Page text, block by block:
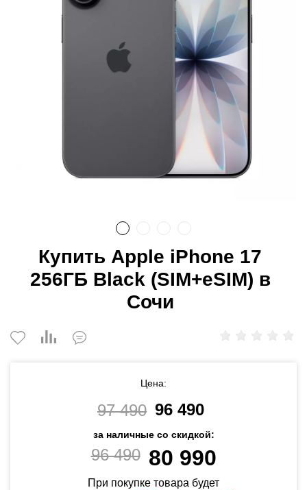
Купить Apple iPhone 17
256ГБ Black (SIM+eSIM) в
Сочи
Цена:
97 490 96 490
за наличные со скидкой:
96 490 80 990
При покупке товара будет